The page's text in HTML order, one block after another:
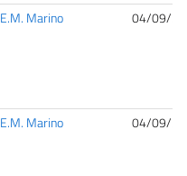
E.M. Marino 04/09/
E.M. Marino 04/09/